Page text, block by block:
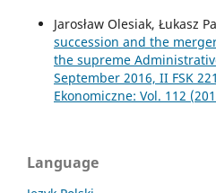
Jarosław Olesiak, Łukasz
succession and the
the supreme
September 2016, II FSK
Ekonomiczne: Vol. 112
Language